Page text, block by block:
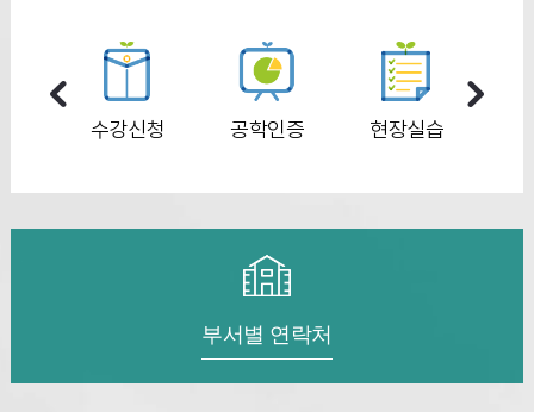
수강신청 공학인증 현장실습
부서별 연락처